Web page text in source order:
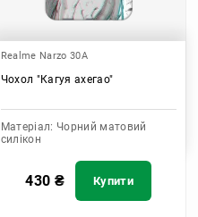
Realme Narzo 30A
Чохол "Кагуя ахегао"
Матеріал: Чорний матовий
силікон
430 ₴ Купити